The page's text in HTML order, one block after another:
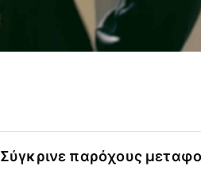
Σύγκρινε παρόχους